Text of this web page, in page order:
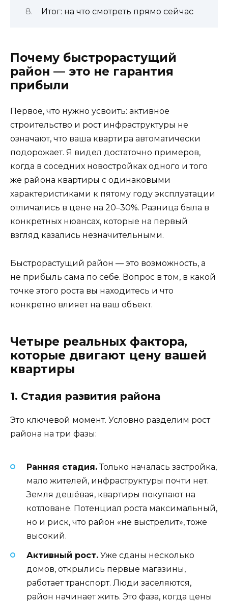
Итог: на что смотреть прямо сейчас
Почему быстрорастущий
район — это не гарантия
прибыли
Первое, что нужно усвоить: активное
строительство и рост инфраструктуры не
означают, что ваша квартира автоматически
подорожает. Я видел достаточно примеров,
когда в соседних новостройках одного и того
же района квартиры с одинаковыми
характеристиками к пятому году эксплуатации
отличались в цене на 20–30%. Разница была в
конкретных нюансах, которые на первый
взгляд казались незначительными.
Быстрорастущий район — это возможность, а
не прибыль сама по себе. Вопрос в том, в какой
точке этого роста вы находитесь и что
конкретно влияет на ваш объект.
Четыре реальных фактора,
которые двигают цену вашей
квартиры
1. Стадия развития района
Это ключевой момент. Условно разделим рост
района на три фазы:
Ранняя стадия.Только началась застройка,
мало жителей, инфраструктуры почти нет.
Земля дешёвая, квартиры покупают на
котловане. Потенциал роста максимальный,
но и риск, что район «не выстрелит», тоже
высокий.
Активный рост. Уже сданы несколько
домов, открылись первые магазины,
работает транспорт. Люди заселяются,
район начинает жить. Это фаза, когда цены